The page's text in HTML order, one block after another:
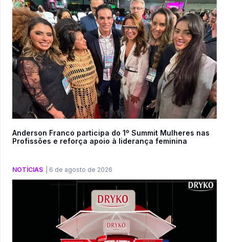
Anderson Franco participa do 1º Summit Mulheres nas
Profissões e reforça apoio à liderança feminina
NOTÍCIAS 6 de agosto de 2026